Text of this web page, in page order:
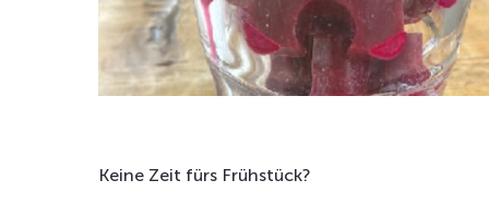
Keine Zeit fürs Frühstück?